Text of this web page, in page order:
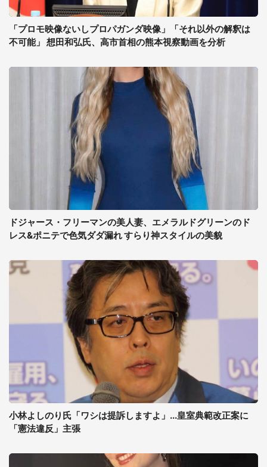
「プロモ映像ないしプロパガンダ映像」「それ以外の解釈は
不可能」 想田和弘氏、高市首相の熊本視察動画を分析
ドジャース・フリーマンの美人妻、エメラルドグリーンのド
レス&ポニテで色気ダダ漏れ すらり神スタイルの美貌
小林よしのり氏「ワシは提訴しますよ」...皇室典範改正案に
「憲法違反」主張